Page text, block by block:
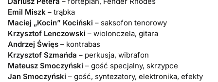
Emil Miszk – trąbka
Maciej „Kocin” Kociński – saksofon tenorowy
Krzysztof Lenczowski – wiolonczela, gitara
Andrzej Święs – kontrabas
Krzysztof Szmańda – perkusja, wibrafon
Mateusz Smoczyński – gość specjalny, skrzypce
Jan Smoczyński – gość, syntezatory, elektronika, efekty